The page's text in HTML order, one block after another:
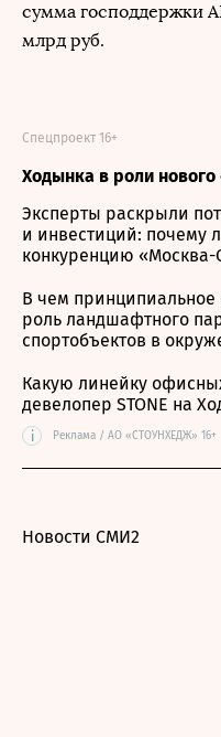
сумма господдержки
млрд руб.
Ходынка в роли нового
Спецпроект 16+
Эксперты раскрыли
и инвестиций: почему
конкуренцию «Москва-
В чем принципиальное
роль ландшафтного
спортобъектов в
Какую линейку
девелопер STONE на
i Реклама / АО «СТОУНХЕДЖ» 16+
Новости СМИ2